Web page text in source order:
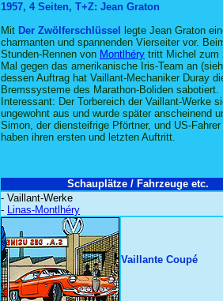
1957, 4 Seiten, T+Z: Jean Graton
Mit Der Zwölferschlüssel
legte Jean Graton
charmanten und spannenden Vierseiter vor.
Stunden-Rennen von Montlhéry tritt Michel zum
Mal gegen das amerikanische Iris-Team an
dessen Auftrag hat Vaillant-Mechaniker Duray
Bremssysteme des Marathon-Boliden sabotiert.
Interessant: Der Torbereich der Vaillant-Werke
ungewohnt aus und wurde später anscheinend
Simon, der diensteifrige Pförtner, und US-
haben ihren ersten und letzten Auftritt.
Schauplätze / Fahrzeuge etc.
- Vaillant-Werke
- Linas-Montlhéry
Vaillante Coupé